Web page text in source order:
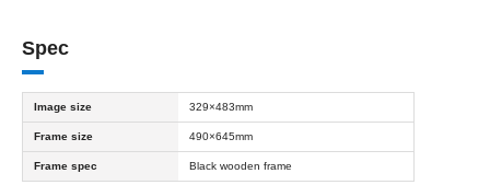
Spec
Image size 329×483mm
Frame size 490×645mm
Frame spec Black wooden frame